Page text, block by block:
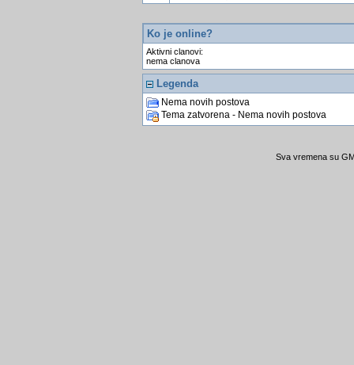
Ko je online?
Aktivni clanovi:
nema clanova
Legenda
Nema novih postova
Tema zatvorena - Nema novih postova
Sva vremena su